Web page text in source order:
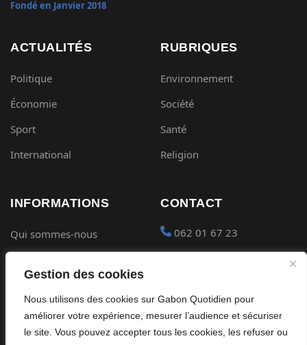
Gestion des cookies
Nous utilisons des cookies sur Gabon Quotidien pour
améliorer votre expérience, mesurer l’audience et sécuriser
le site. Vous pouvez accepter tous les cookies, les refuser ou
Fondé en Janvier 2018
ACTUALITÉS
Politique
Économie
Sport
International
RUBRIQUES
Environnement
Société
Santé
Religion
INFORMATIONS
Qui sommes-nous
Confidentialité
Cookies
CONTACT
062 01 67 23
Placer une Pub
Devenir partenaire